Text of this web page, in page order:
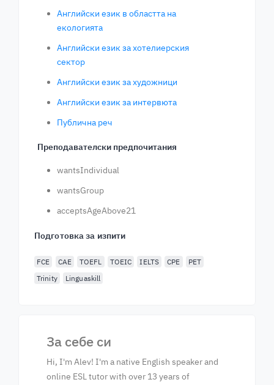
Английски език в областта на
екологията
Английски език за хотелиерския
сектор
Английски език за художници
Английски език за интервюта
Публична реч
Преподавателски предпочитания
wantsIndividual
wantsGroup
acceptsAgeAbove21
Подготовка за изпити
FCE CAE TOEFL TOEIC IELTS CPE
PET
Trinity
Linguaskill
За себе си
Hi, I'm Alev! I'm a native English speaker and
online ESL tutor with over 13 years of